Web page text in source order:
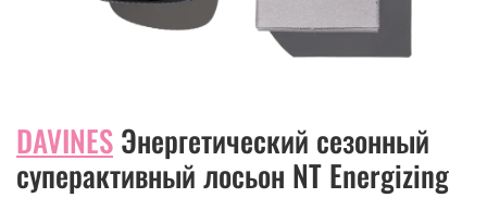
DAVINES Энергетический сезонный
суперактивный лосьон NT Energizing